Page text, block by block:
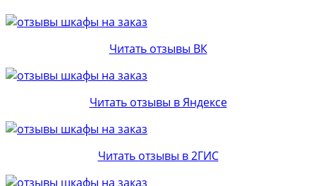
Читать отзывы ВК
Читать отзывы в Яндексе
Читать отзывы в 2ГИС